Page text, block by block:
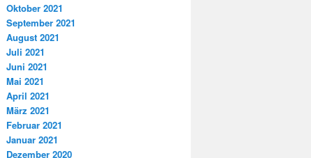
Oktober 2021
September 2021
August 2021
Juli 2021
Juni 2021
Mai 2021
April 2021
März 2021
Februar 2021
Januar 2021
Dezember 2020